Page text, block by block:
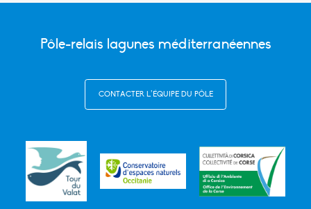
Pôle-relais lagunes méditerranéennes
CONTACTER L’ÉQUIPE DU PÔLE